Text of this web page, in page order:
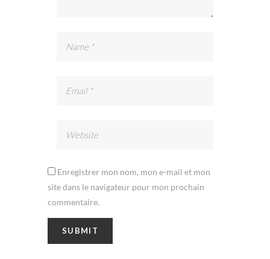
Enregistrer mon nom, mon e-mail et mon
site dans le navigateur pour mon prochain
commentaire.